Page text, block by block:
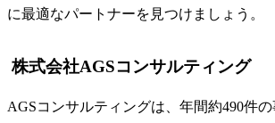
に最適なパートナーを見つけましょう。
株式会社AGSコンサルティング
AGSコンサルティングは、年間約490件